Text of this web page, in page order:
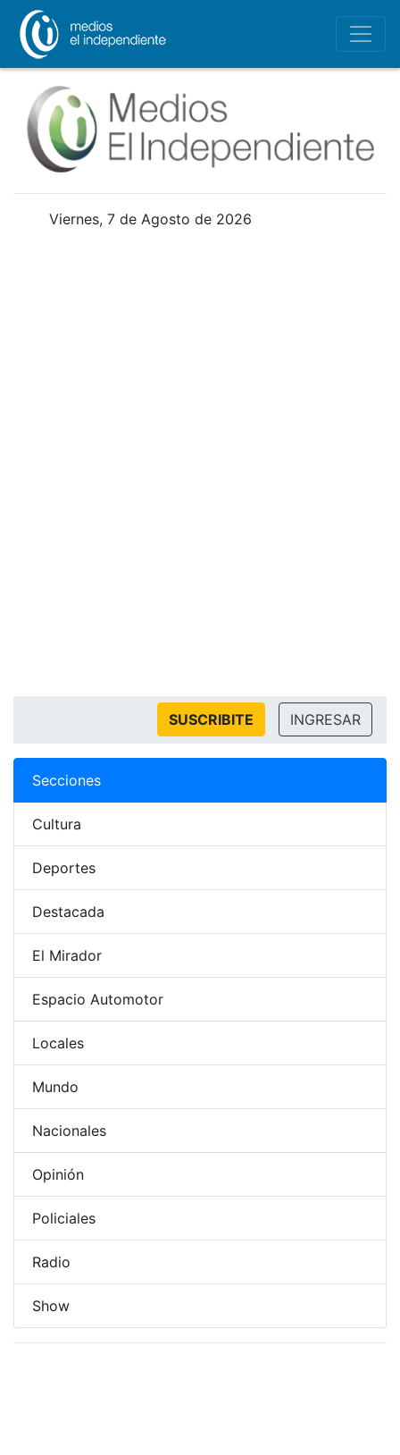
Viernes, 7 de Agosto de 2026
SUSCRIBITE INGRESAR
Secciones
Cultura
Deportes
Destacada
El Mirador
Espacio Automotor
Locales
Mundo
Nacionales
Opinión
Policiales
Radio
Show